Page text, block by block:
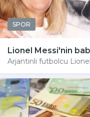
SPOR
Lionel Messi'nin
Arjantinli futbolcu